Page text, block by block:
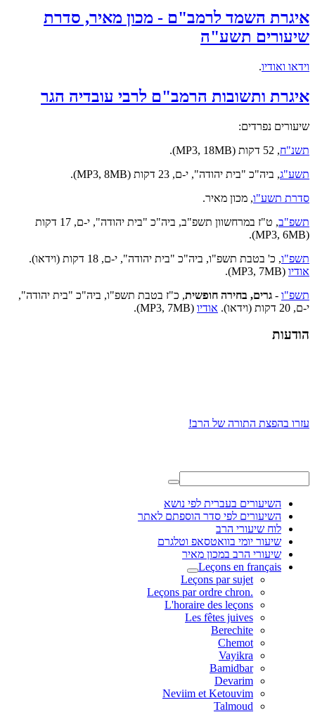
איגרת השמד לרמב"ם - מכון מאיר, סדרת
שיעורים תשע"ה
וידאו ואודיו.
איגרת ותשובות הרמב"ם לרבי עובדיה הגר
שיעורים נפרדים:
תשנ"ח, 52 דקות (MP3, 18MB).
תשע"ג, ביה"כ "בית יהודה", י-ם, 23 דקות (MP3, 8MB).
סדרת תשע"ו, מכון מאיר.
תשפ"ב
, ט"ז במרחשוון תשפ"ב, ביה"כ "בית יהודה", י-ם, 17 דקות
(MP3, 6MB).
תשפ"ו, כ' בטבת תשפ"ו, ביה"כ "בית יהודה", י-ם, 18 דקות (וידאו).
אודיו (MP3, 7MB).
תשפ"ו - גרים, בחירה חופשית, כ"ז בטבת תשפ"ו, ביה"כ "בית יהודה",
י-ם, 20 דקות (וידאו).
אודיו (MP3, 7MB).
הודעות
עזרו בהפצת התורה של הרב!
השיעורים בעברית לפי נושא
השיעורים לפי סדר הוספתם לאתר
לוח שיעורי הרב
שיעור יומי בוואטסאפ וטלגרם
שיעורי הרב במכון מאיר
Leçons en français
Leçons par sujet
.Leçons par ordre chron
L'horaire des leçons
Les fêtes juives
Berechite
Chemot
Vayikra
Bamidbar
Devarim
Neviim et Ketouvim
Talmoud